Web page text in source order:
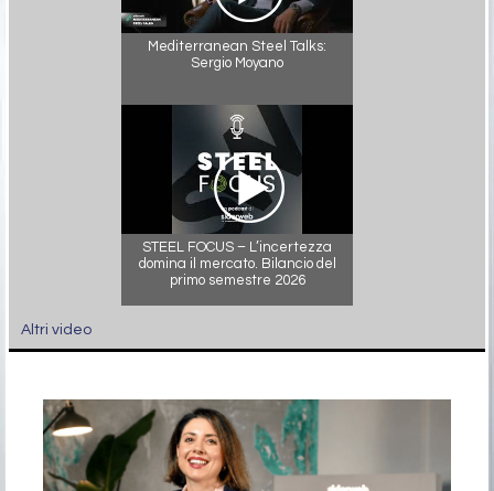
Mediterranean Steel Talks:
Sergio Moyano
STEEL FOCUS – L’incertezza
domina il mercato. Bilancio del
primo semestre 2026
Altri video